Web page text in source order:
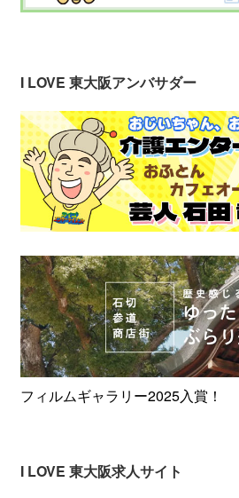
I LOVE 東大阪アンバサダー
フィルムギャラリー2025入賞！
I LOVE 東大阪求人サイト